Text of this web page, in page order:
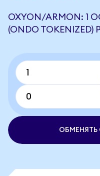
OXYON/ARMON: 1
(ONDO TOKENIZED)
ОБМЕНЯТЬ